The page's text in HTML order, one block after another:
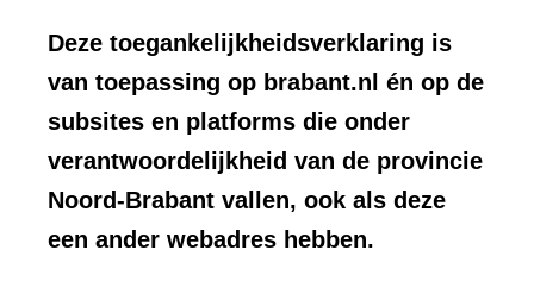
Deze toegankelijkheidsverklaring is
van toepassing op brabant.nl én op de
subsites en platforms die onder
verantwoordelijkheid van de provincie
Noord-Brabant vallen, ook als deze
een ander webadres hebben.